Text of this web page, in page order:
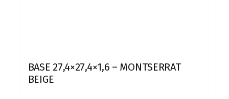
BASE 27,4×27,4×1,6 – MONTSERRAT
BEIGE